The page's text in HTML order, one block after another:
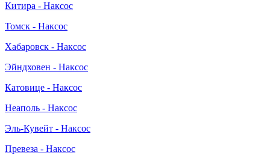
Китира - Наксос
Томск - Наксос
Хабаровск - Наксос
Эйндховен - Наксос
Катовице - Наксос
Неаполь - Наксос
Эль-Кувейт - Наксос
Превеза - Наксос